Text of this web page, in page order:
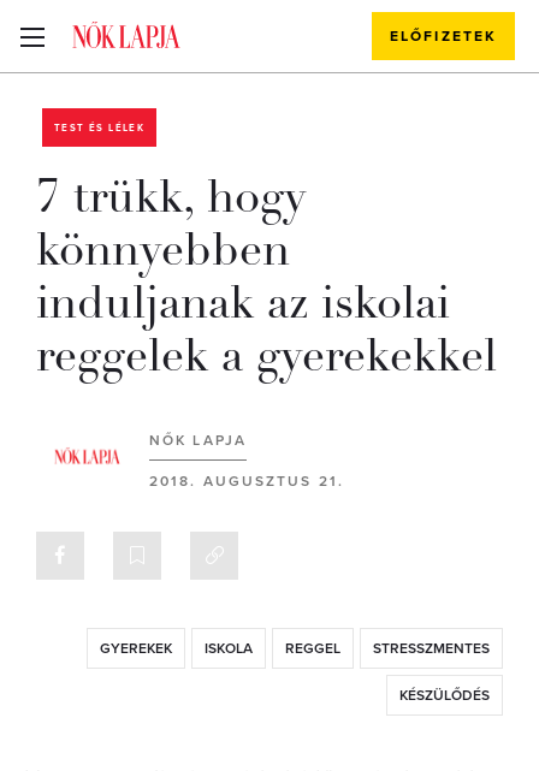
ELŐFIZETEK
TEST ÉS LÉLEK
7 trükk, hogy
könnyebben
induljanak az iskolai
reggelek a gyerekekkel
NŐK LAPJA
2018. AUGUSZTUS 21.
GYEREKEK ISKOLA REGGEL STRESSZMENTES
KÉSZÜLŐDÉS